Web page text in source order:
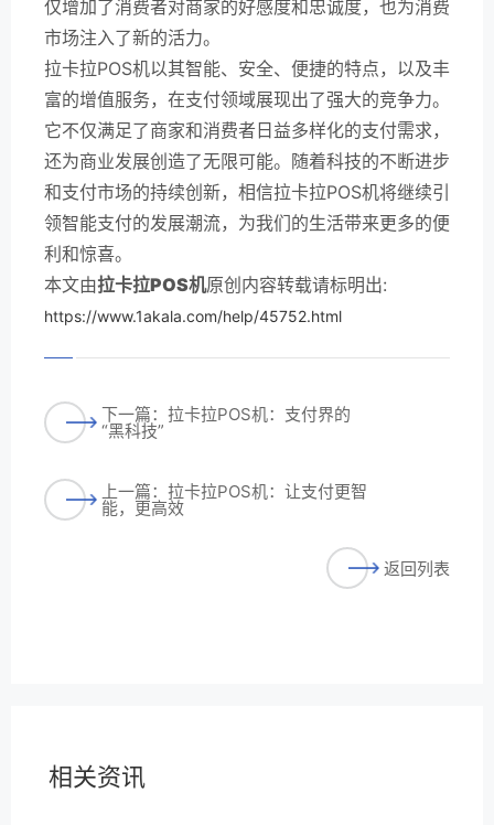
仅增加了消费者对商家的好感度和忠诚度，也为消费
市场注入了新的活力。
拉卡拉POS机以其智能、安全、便捷的特点，以及丰
富的增值服务，在支付领域展现出了强大的竞争力。
它不仅满足了商家和消费者日益多样化的支付需求，
还为商业发展创造了无限可能。随着科技的不断进步
和支付市场的持续创新，相信拉卡拉POS机将继续引
领智能支付的发展潮流，为我们的生活带来更多的便
利和惊喜。
本文由拉卡拉POS机原创内容转载请标明出:
https://www.1akala.com/help/45752.html
下一篇：拉卡拉POS机：支付界的
“黑科技”
上一篇：拉卡拉POS机：让支付更智
能，更高效
返回列表
相关资讯